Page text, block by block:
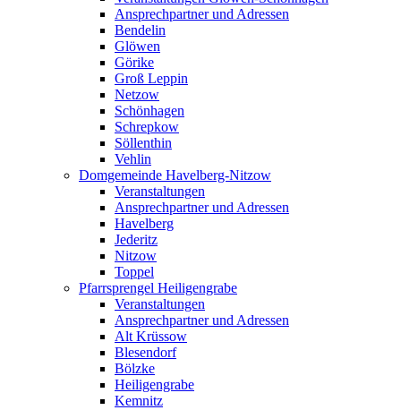
Ansprechpartner und Adressen
Bendelin
Glöwen
Görike
Groß Leppin
Netzow
Schönhagen
Schrepkow
Söllenthin
Vehlin
Domgemeinde Havelberg-Nitzow
Veranstaltungen
Ansprechpartner und Adressen
Havelberg
Jederitz
Nitzow
Toppel
Pfarrsprengel Heiligengrabe
Veranstaltungen
Ansprechpartner und Adressen
Alt Krüssow
Blesendorf
Bölzke
Heiligengrabe
Kemnitz